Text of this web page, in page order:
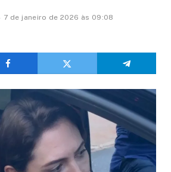
7 de janeiro de 2026 às 09:08